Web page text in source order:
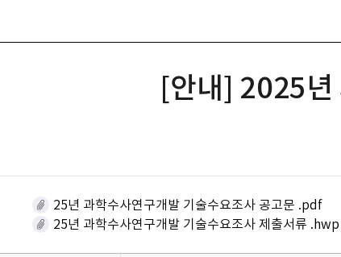
[안내] 2025
25년 과학수사연구개발 기술수요조사 공고문 .pdf
25년 과학수사연구개발 기술수요조사 제출서류 .hwp